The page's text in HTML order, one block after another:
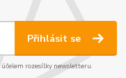
Přihlásit se
rozesílky newsletteru.